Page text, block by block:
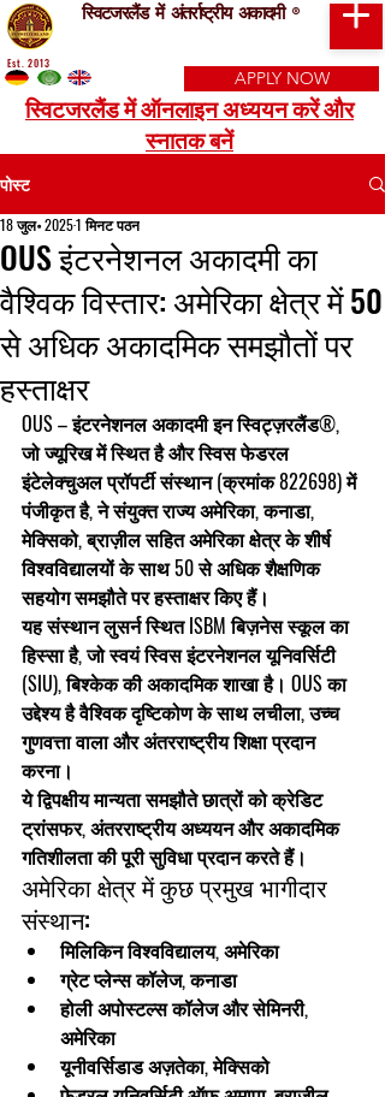
स्विटजरलैंड में अंतर्राष्ट्रीय अकादमी ®
APPLY NOW
स्विटजरलैंड में ऑनलाइन अध्ययन करें और
स्नातक बनें
Est. 2013
पोस्ट
OUS इंटरनेशनल अकादमी का
वैश्विक विस्तार: अमेरिका क्षेत्र में 50
से अधिक अकादमिक समझौतों पर
हस्ताक्षर
18 जुल॰ 20251 मिनट पठन
OUS – इंटरनेशनल अकादमी इन स्विट्ज़रलैंड®,
जो ज्यूरिख में स्थित है और स्विस फेडरल
इंटेलेक्चुअल प्रॉपर्टी संस्थान (क्रमांक 822698) में
पंजीकृत है, ने संयुक्त राज्य अमेरिका, कनाडा,
मेक्सिको, ब्राज़ील सहित अमेरिका क्षेत्र के शीर्ष
विश्वविद्यालयों के साथ 50 से अधिक शैक्षणिक
सहयोग समझौते पर हस्ताक्षर किए हैं।
यह संस्थान लुसर्न स्थित ISBM बिज़नेस स्कूल का
हिस्सा है, जो स्वयं स्विस इंटरनेशनल यूनिवर्सिटी
(SIU), बिश्केक की अकादमिक शाखा है। OUS का
उद्देश्य है वैश्विक दृष्टिकोण के साथ लचीला, उच्च
गुणवत्ता वाला और अंतरराष्ट्रीय शिक्षा प्रदान
करना।
ये द्विपक्षीय मान्यता समझौते छात्रों को क्रेडिट
ट्रांसफर, अंतरराष्ट्रीय अध्ययन और अकादमिक
गतिशीलता की पूरी सुविधा प्रदान करते हैं।
अमेरिका क्षेत्र में कुछ प्रमुख भागीदार
संस्थान:
मिलिकिन विश्वविद्यालय, अमेरिका
ग्रेट प्लेन्स कॉलेज, कनाडा
होली अपोस्टल्स कॉलेज और सेमिनरी,
अमेरिका
यूनीवर्सिडाड अज़तेका, मेक्सिको